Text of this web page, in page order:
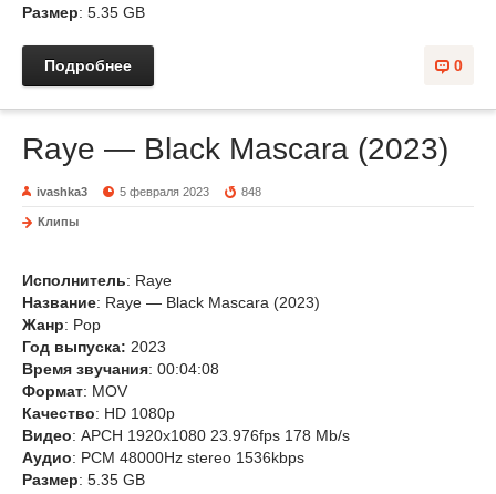
Размер: 5.35 GB
0
Подробнее
Raye — Black Mascara (2023)
ivashka3 5 февраля 2023 848
Клипы
Исполнитель: Raye
Название: Raye — Black Mascara (2023)
Жанр: Pop
Год выпуска: 2023
Время звучания: 00:04:08
Формат: MOV
Качество: HD 1080p
Видео: APCH 1920x1080 23.976fps 178 Mb/s
Аудио: PCM 48000Hz stereo 1536kbps
Размер: 5.35 GB